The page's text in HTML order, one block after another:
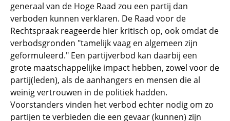
generaal van de Hoge Raad zou een partij dan
verboden kunnen verklaren. De Raad voor de
Rechtspraak reageerde hier kritisch op, ook omdat de
verbodsgronden "tamelijk vaag en algemeen zijn
geformuleerd." Een partijverbod kan daarbij een
grote maatschappelijke impact hebben, zowel voor de
partij(leden), als de aanhangers en mensen die al
weinig vertrouwen in de politiek hadden.
Voorstanders vinden het verbod echter nodig om zo
partijen te verbieden die een gevaar (kunnen) zijn